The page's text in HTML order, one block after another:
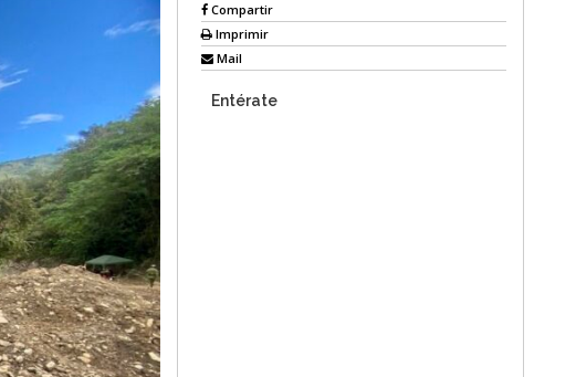
Compartir
Imprimir
Mail
Entérate